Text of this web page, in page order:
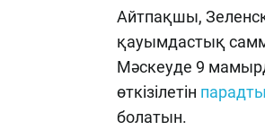
Айтпақшы,
қауымдастық
Мәскеуде 9
өткізілетін
болатын.